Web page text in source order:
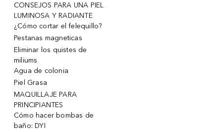
CONSEJOS PARA UNA PIEL
LUMINOSA Y RADIANTE
¿Cómo cortar el felequillo?
Pestanas magneticas
Eliminar los quistes de
miliums
Agua de colonia
Piel Grasa
MAQUILLAJE PARA
PRINCIPIANTES
Cómo hacer bombas de
baño: DYI